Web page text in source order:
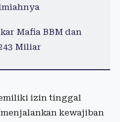
Mafia BBM dan
Miliar
izin tinggal
kewajiban